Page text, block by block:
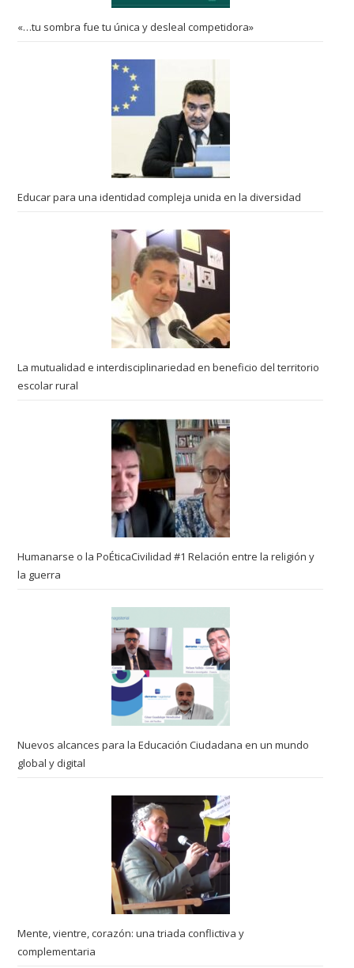
«…tu sombra fue tu única y desleal competidora»
Educar para una identidad compleja unida en la diversidad
La mutualidad e interdisciplinariedad en beneficio del territorio
escolar rural
Humanarse o la PoÉticaCivilidad #1 Relación entre la religión y
la guerra
Nuevos alcances para la Educación Ciudadana en un mundo
global y digital
Mente, vientre, corazón: una triada conflictiva y
complementaria